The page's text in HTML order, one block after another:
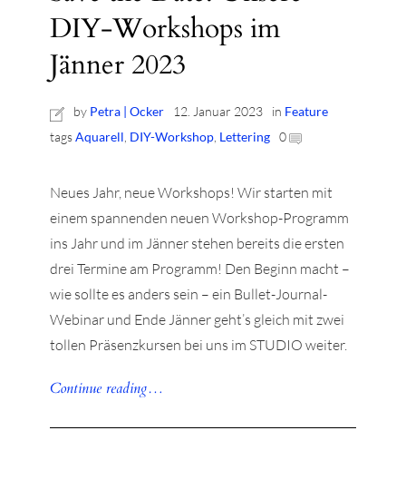
DIY-Workshops im
Jänner 2023
by Petra | Ocker 12. Januar 2023 in Feature
tagsAquarell DIY-Workshop Lettering 0
Neues Jahr, neue Workshops! Wir starten mit
einem spannenden neuen Workshop-Programm
ins Jahr und im Jänner stehen bereits die ersten
drei Termine am Programm! Den Beginn macht –
wie sollte es anders sein – ein Bullet-Journal-
Webinar und Ende Jänner geht’s gleich mit zwei
tollen Präsenzkursen bei uns im STUDIO weiter.
Continue reading…